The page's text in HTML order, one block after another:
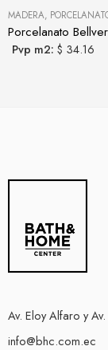
MADERA,
Pvp m2: $ 34.16
Av. Eloy Alfaro y
info@bhc.com.ec